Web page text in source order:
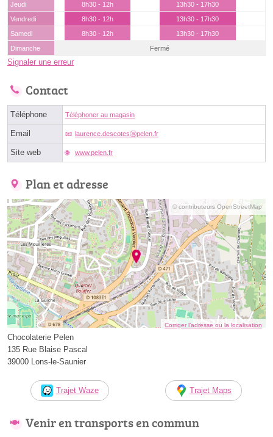
Jeudi
8h30 - 12h
13h30 - 17h30
Vendredi
8h30 - 12h
13h30 - 17h30
Samedi
8h30 - 12h
13h30 - 17h30
Dimanche
Fermé
Signaler une erreur
Contact
Téléphone Téléphoner au magasin
Email laurence.descotesⓐpelen.fr
Site web www.pelen.fr
Plan et adresse
© contributeurs OpenStreetMap
Corriger l’adresse ou la localisation
Chocolaterie Pelen
135 Rue Blaise Pascal
39000 Lons-le-Saunier
Trajet Waze Trajet Maps
Venir en transports en commun